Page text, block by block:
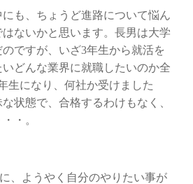
も、ちょうど進路について悩ん
ないかと思います。長男は大学
ですが、いざ3年生から就活を
どんな業界に就職したいのか全
生になり、何社か受けました
状態で、合格するわけもなく、
・。
、ようやく自分のやりたい事が